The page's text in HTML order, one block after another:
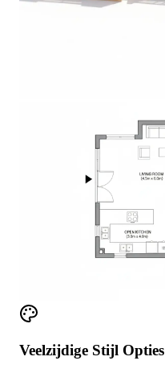
Veelzijdige Stijl Opties